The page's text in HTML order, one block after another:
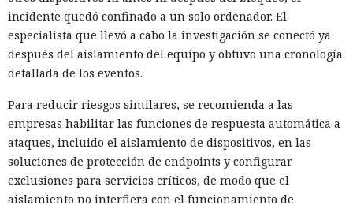
chino de teléfonos Oppo; los servicios de criptomonedas
Coinbase y Uniswap Labs; el Consejo Superior de la
Magistratura de Italia; una unidad del saudí Al Rajhi Bank; y
el gobierno de Flandes en Bélgica.
A pesar del acceso a datos sensibles, los hackers en casi
todos los casos se concentraban en las carteras de
criptomonedas, ignorando el resto de la información.
Marcus Hutchins, analista de la empresa Expel, señaló que
esa especialización tan estrecha no es motivo para confiarse:
si el grupo mantiene acceso persistente al sistema de la
incidente quedó confinado a un solo ordenador. El
especialista que llevó a cabo la investigación se conectó ya
después del aislamiento del equipo y obtuvo una cronología
detallada de los eventos.
Para reducir riesgos similares, se recomienda a las
empresas habilitar las funciones de respuesta automática a
ataques, incluido el aislamiento de dispositivos, en las
soluciones de protección de endpoints y configurar
exclusiones para servicios críticos, de modo que el
aislamiento no interfiera con el funcionamiento de